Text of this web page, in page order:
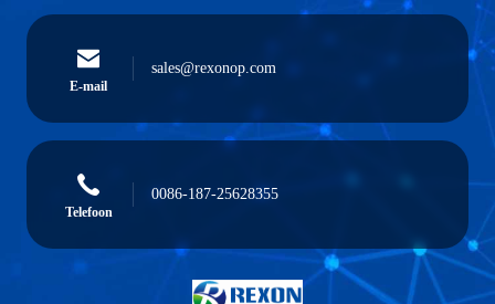
E-mail
sales@rexonop.com
Telefoon
0086-187-25628355